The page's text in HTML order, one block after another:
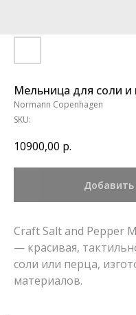
Мельница для соли и
Normann Copenhagen
SKU:
10900,00 р.
Добавить
Craft Salt and Pepper
— красивая,
соли или перца,
материалов.